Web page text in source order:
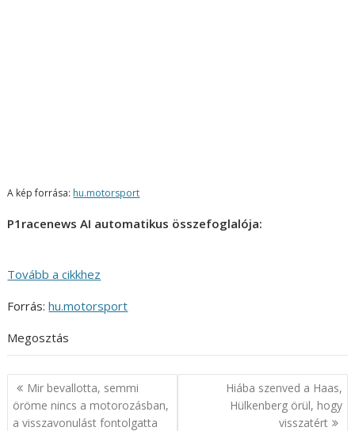
A kép forrása: hu.motorsport
P1racenews AI automatikus összefoglalója:
Tovább a cikkhez
Forrás:hu.motorsport
Megosztás
Bejegyzés
navigáció
Mir bevallotta, semmi
öröme nincs a motorozásban,
a visszavonulást fontolgatta
Hiába szenved a Haas,
Hülkenberg örül, hogy
visszatért